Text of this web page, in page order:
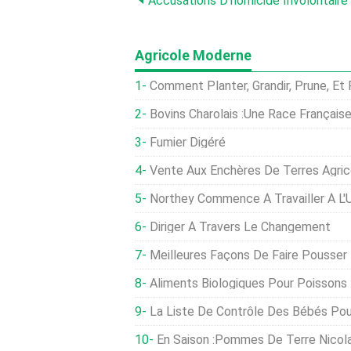
Agricole Moderne
Comment Planter, Grandir, Prune,
Bovins Charolais :une Race Française
Fumier Digéré
Vente Aux Enchères De Terres Agricoles : 18 $, 300 Est La Meilleure
Northey Commence À Travailler À
Diriger À Travers Le Changement
Meilleures Façons De Faire Pousser
Aliments Biologiques Pour
La Liste De Contrôle Des Bébés
En Saison :pommes De Terre